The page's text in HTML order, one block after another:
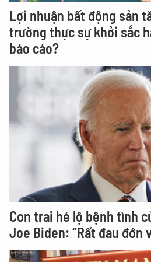
Lợi nhuận bất động sản
trường thực sự khởi sắc
báo cáo?
Con trai hé lộ bệnh tình
Joe Biden: “Rất đau đớn